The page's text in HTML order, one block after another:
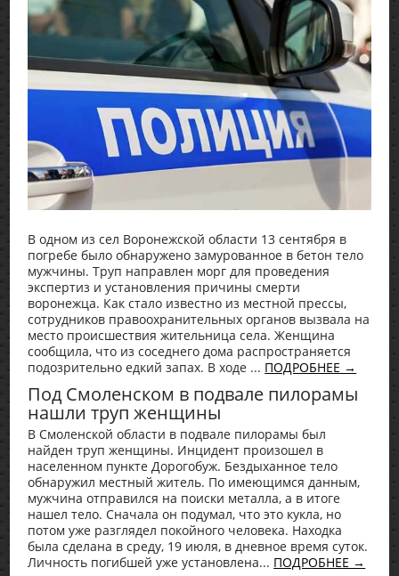
В одном из сел Воронежской области 13 сентября в
погребе было обнаружено замурованное в бетон тело
мужчины. Труп направлен морг для проведения
экспертиз и установления причины смерти
воронежца. Как стало известно из местной прессы,
сотрудников правоохранительных органов вызвала на
место происшествия жительница села. Женщина
сообщила, что из соседнего дома распространяется
подозрительно едкий запах. В ходе ... ПОДРОБНЕЕ →
Под Смоленском в подвале пилорамы
нашли труп женщины
В Смоленской области в подвале пилорамы был
найден труп женщины. Инцидент произошел в
населенном пункте Дорогобуж. Бездыханное тело
обнаружил местный житель. По имеющимся данным,
мужчина отправился на поиски металла, а в итоге
нашел тело. Сначала он подумал, что это кукла, но
потом уже разглядел покойного человека. Находка
была сделана в среду, 19 июля, в дневное время суток.
Личность погибшей уже установлена... ПОДРОБНЕЕ →